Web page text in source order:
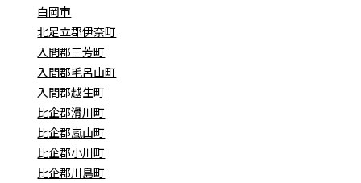
白岡市
北足立郡伊奈町
入間郡三芳町
入間郡毛呂山町
入間郡越生町
比企郡滑川町
比企郡嵐山町
比企郡小川町
比企郡川島町